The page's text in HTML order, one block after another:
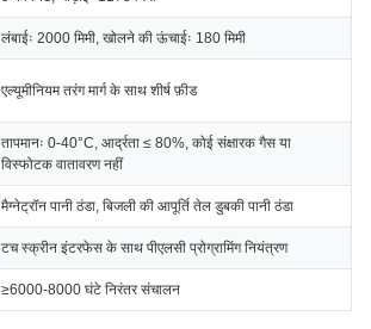
लंबाईः 2000 मिमी, खोलने की ऊंचाईः 180 मिमी
एल्यूमीनियम तरंग मार्ग के साथ शीर्ष फ़ीड
तापमानः 0-40°C, आर्द्रता ≤ 80%, कोई संक्षारक गैस या
विस्फोटक वातावरण नहीं
मैग्नेट्रॉन पानी ठंडा, बिजली की आपूर्ति तेल डुबकी पानी ठंडा
टच स्क्रीन इंटरफेस के साथ पीएलसी प्रोग्रामिंग नियंत्रण
≥6000-8000 घंटे निरंतर संचालन